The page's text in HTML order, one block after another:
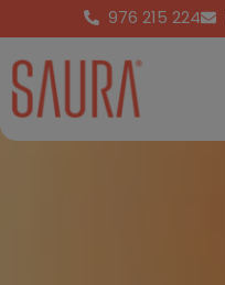
976 215 224